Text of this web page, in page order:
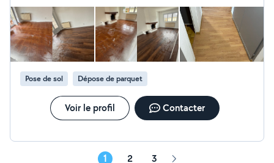
Pose de sol Dépose de parquet
Voir le profil Contacter
1 2 3